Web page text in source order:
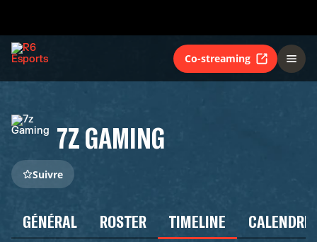
Co-streaming
7Z GAMING
Suivre
GÉNÉRAL ROSTER TIMELINE